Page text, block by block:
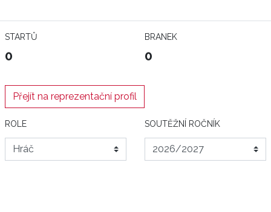
STARTŮ
0
BRANEK
0
Přejít na reprezentační profil
ROLE SOUTĚŽNÍ ROČNÍK